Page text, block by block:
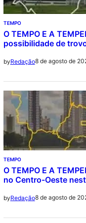
TEMPO
O TEMPO E A
possibilidade de
byRedação8 de agosto de
TEMPO
O TEMPO E A
no Centro-Oeste
byRedação8 de agosto de